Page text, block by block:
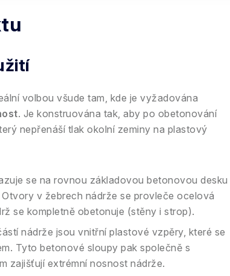
volbou všude tam, kde je vyžadována
. Je konstruována tak, aby po obetonování
nepřenáší tlak okolní zeminy na plastový
se na rovnou základovou betonovou desku
v žebrech nádrže se provleče ocelová
se kompletně obetonuje (stěny i strop).
nádrže jsou vnitřní plastové vzpěry, které se
Tyto betonové sloupy pak společně s
zajišťují extrémní nosnost nádrže.